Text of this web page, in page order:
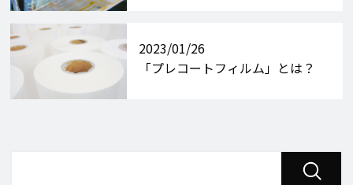
2023/01/26
「プレコートフィルム」とは？